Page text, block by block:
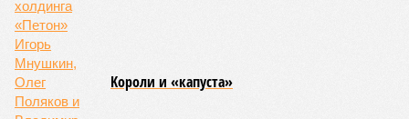
Kороли и «капуста»